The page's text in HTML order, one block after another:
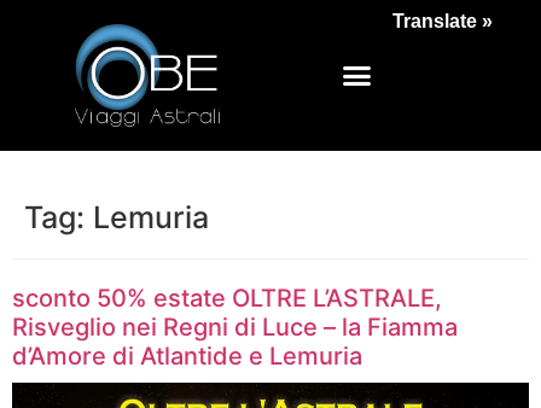
Tag: Lemuria
sconto 50% estate OLTRE L’ASTRALE,
Risveglio nei Regni di Luce – la Fiamma
d’Amore di Atlantide e Lemuria
Translate »